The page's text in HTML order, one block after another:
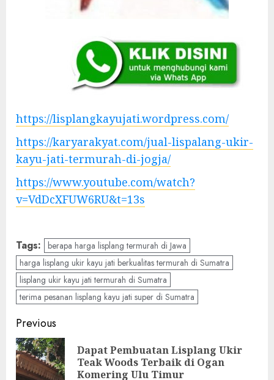
https://lisplangkayujati.wordpress.com/
https://karyarakyat.com/jual-lispalang-ukir-
kayu-jati-termurah-di-jogja/
https://www.youtube.com/watch?
v=VdDcXFUW6RU&t=13s
Tags: berapa harga lisplang termurah di Jawa
harga lisplang ukir kayu jati berkualitas termurah di Sumatra
lisplang ukir kayu jati termurah di Sumatra
terima pesanan lisplang kayu jati super di Sumatra
Previous
Dapat Pembuatan Lisplang Ukir
Teak Woods Terbaik di Ogan
Komering Ulu Timur